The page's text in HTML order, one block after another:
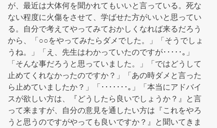
が、最近は大体何を聞かれてもいいと言っている。死な
ない程度に火傷をさせて、学ばせた方がいいと思ってい
る。自分で考えてやってみておかしくなれば来るだろう
から、「○○をやってみたらダメでした。」「そうでしょ
うね。」「え、先生はわかっていたのですが･････｡」
「そんな事だろうと思っていました。」「ではどうして
止めてくれなかったのですか？」「あの時ダメと言った
ら止めていましたか？」「･･･････｡」「本当にアドバイ
スが欲しい方は、『どうしたら良いでしょうか？』と言
って来ますが、自分の意見を通したい方は『これをやろ
うと思うのですがやっても良いですか？』と聞いてきま